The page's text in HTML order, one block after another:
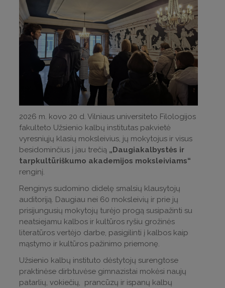
2026 m. kovo 20 d. Vilniaus universiteto Filologijos
fakulteto Užsienio kalbų institutas pakvietė
vyresniųjų klasių moksleivius, jų mokytojus ir visus
besidominčius į jau trečią „Daugiakalbystės ir
tarpkultūriškumo akademijos moksleiviams“
renginį.
Renginys sudomino didelę smalsių klausytojų
auditoriją. Daugiau nei 60 moksleivių ir prie jų
prisijungusių mokytojų turėjo progą susipažinti su
neatsiejamu kalbos ir kultūros ryšiu grožinės
literatūros vertėjo darbe, pasigilinti į kalbos kaip
mąstymo ir kultūros pažinimo priemonę.
Užsienio kalbų instituto dėstytojų surengtose
praktinėse dirbtuvėse gimnazistai mokėsi naujų
patarlių, vokiečių, prancūzų ir ispanų kalbų